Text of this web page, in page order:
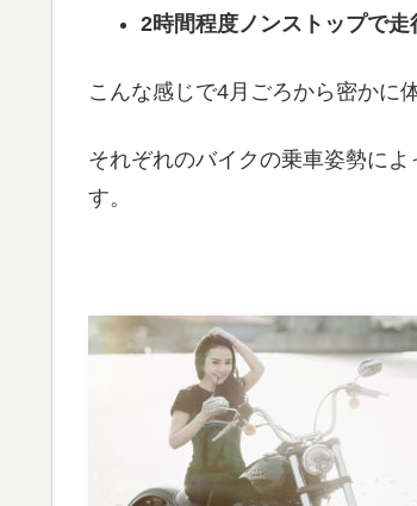
2時間程度ノンストップで走
こんな感じで4月ごろから密かに
それぞれのバイクの乗車姿勢に
す。